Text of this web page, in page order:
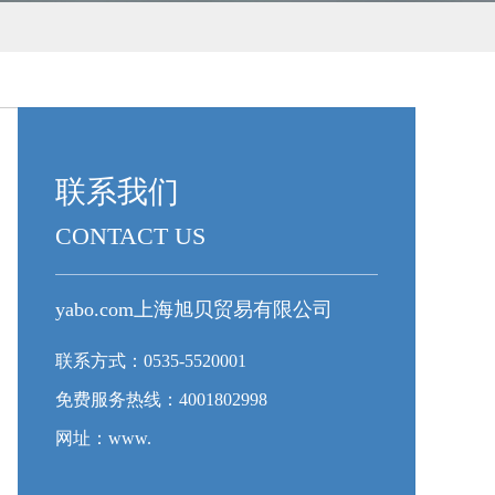
联系我们
CONTACT US
yabo.com上海旭贝贸易有限公司
联系方式：0535-5520001
免费服务热线：4001802998
网址：www.